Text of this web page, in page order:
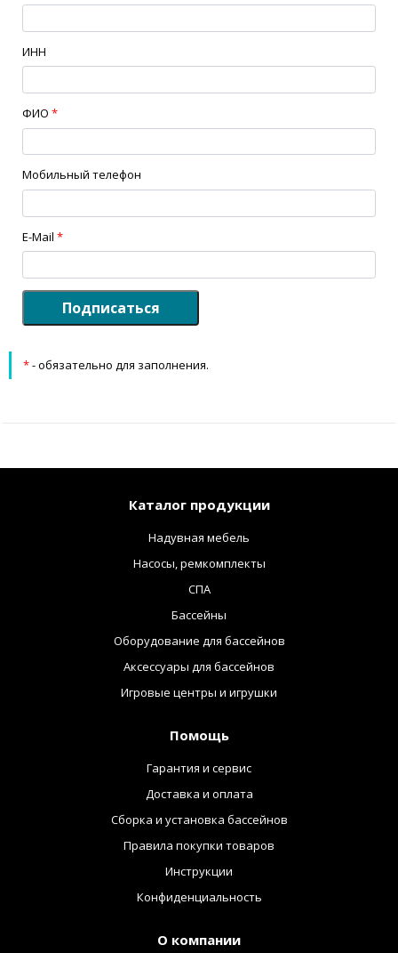
ИНН
ФИО *
Мобильный телефон
E-Mail *
Подписаться
*- обязательно для заполнения.
Каталог продукции
Надувная мебель
Насосы, ремкомплекты
СПА
Бассейны
Оборудование для бассейнов
Аксессуары для бассейнов
Игровые центры и игрушки
Помощь
Гарантия и сервис
Доставка и оплата
Сборка и установка бассейнов
Правила покупки товаров
Инструкции
Конфиденциальность
О компании